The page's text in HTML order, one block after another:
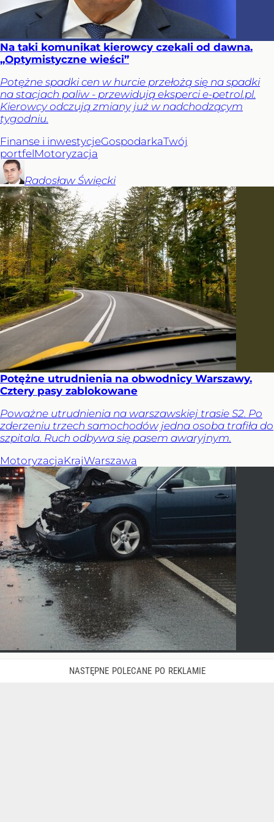
Na taki komunikat kierowcy czekali od dawna.
„Optymistyczne wieści”
Potężne spadki cen w hurcie przełożą się na spadki
na stacjach paliw - przewidują eksperci e-petrol.pl.
Kierowcy odczują zmiany już w nadchodzącym
tygodniu.
Finanse i inwestycjeGospodarkaTwój
portfelMotoryzacja
Radosław Święcki
Potężne utrudnienia na obwodnicy Warszawy.
Cztery pasy zablokowane
Poważne utrudnienia na warszawskiej trasie S2. Po
zderzeniu trzech samochodów jedna osoba trafiła do
szpitala. Ruch odbywa się pasem awaryjnym.
MotoryzacjaKrajWarszawa